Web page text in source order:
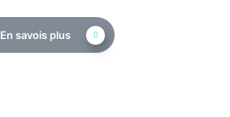
En savois plus